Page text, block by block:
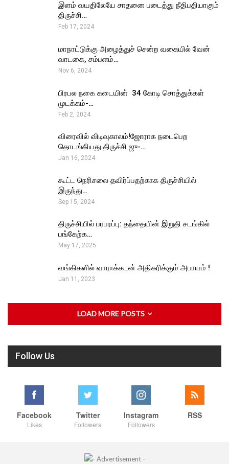
இளம் வயதிலேயே சாதனை படைத்து நீதிபதியாகும்
திருச்சி…
Feb 17, 2024
மாநாட்டுக்கு அழைத்துச் சென்ற வகையில் வேன்
வாடகை, சம்பளம்…
Nov 6, 2024
பிரபல நகை கடையின் ₹ 34 கோடி சொத்துக்கள்
முடக்கம்-…
Feb 2, 2024
விரைவில் விடிவுகாலம்!ஜோராக நடைபெற
தொடங்கியது திருச்சி ஜு-…
Jan 16, 2024
கூட்ட நெரிசலை தவிர்ப்பதற்காக திருச்சியில்
இருந்து…
Sep 15, 2024
திருச்சியில் பரபரப்பு: தந்தையின் இறுதி சடங்கில்
பங்கேற்க…
May 17, 2025
வங்கிகளில் வாராக்கடன் அதிகரிக்கும் அபாயம் !
Jan 11, 2023
LOAD MORE POSTS
Follow Us
Facebook
Likes
Twitter
Followers
Instagram
Followers
RSS